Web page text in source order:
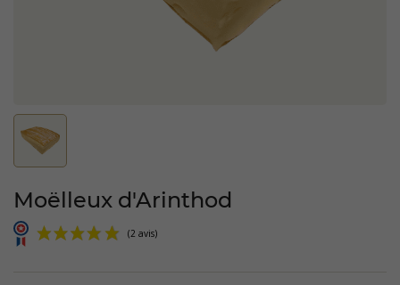
Moëlleux d'Arinthod